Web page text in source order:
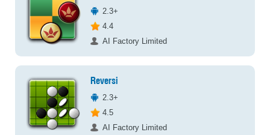
2.3+
4.4
AI Factory Limited
Reversi
2.3+
4.5
AI Factory Limited